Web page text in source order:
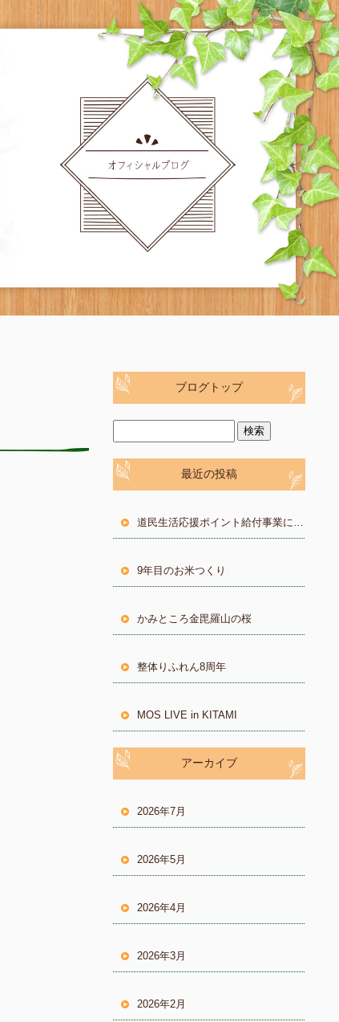
ブログトップ
最近の投稿
道民生活応援ポイント給付事業について
9年目のお米つくり
かみところ金毘羅山の桜
整体りふれん8周年
MOS LIVE in KITAMI
アーカイブ
2026年7月
2026年5月
2026年4月
2026年3月
2026年2月